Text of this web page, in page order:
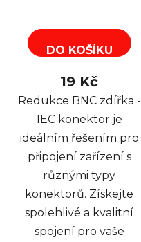
DO KOŠÍKU
19 Kč
Redukce BNC zdířka -
IEC konektor je
ideálním řešením pro
připojení zařízení s
různými typy
konektorů. Získejte
spolehlivé a kvalitní
spojení pro vaše